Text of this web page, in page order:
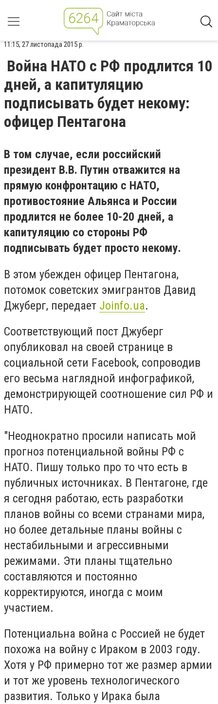
11:15, 27 листопада 2015 р.
Война НАТО с РФ продлится 10
дней, а капитуляцию
подписывать будет некому:
офицер Пентагона
В том случае, если российский
президент В.В. Путин отважится на
прямую конфронтацию с НАТО,
противостояние Альянса и России
продлится не более 10-20 дней, а
капитуляцию со стороны РФ
подписывать будет просто некому.
В этом убежден офицер Пентагона,
потомок советских эмигрантов Давид
Джуберг, передает Joinfo.ua.
Соответствующий пост Джуберг
опубликовал на своей странице в
социальной сети Facebook, сопроводив
его весьма наглядной инфографикой,
демонстрирующей соотношение сил РФ и
НАТО.
"Неоднократно просили написать мой
прогноз потенциальной войны РФ с
НАТО. Пишу только про то что есть в
публичных источниках. В Пентагоне, где
я сегодня работаю, есть разработки
планов войны со всеми странами мира,
но более детальные планы войны с
нестабильными и агрессивными
режимами. Эти планы тщательно
составляются и постоянно
корректируются, иногда с моим
участием.
Потенциальна война с Россией не будет
похожа на войну с Ираком в 2003 году.
Хотя у РФ примерно тот же размер армии
и тот же уровень технологического
развития. Только у Ирака была